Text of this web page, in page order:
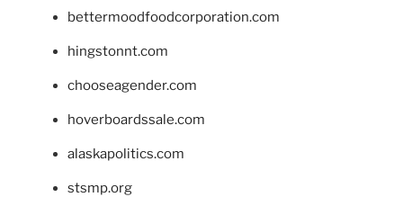
bettermoodfoodcorporation.com
hingstonnt.com
chooseagender.com
hoverboardssale.com
alaskapolitics.com
stsmp.org